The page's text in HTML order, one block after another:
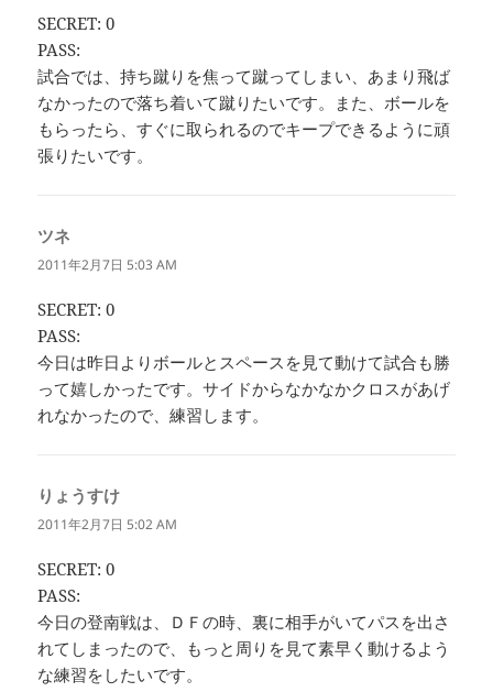
シ
ョ
ン
SECRET: 0
PASS:
試合では、持ち蹴りを焦って蹴ってしまい、あまり飛ば
なかったので落ち着いて蹴りたいです。また、ボールを
もらったら、すぐに取られるのでキープできるように頑
張りたいです。
ツネ
り:
2011年2月7日 5:03 AM
SECRET: 0
PASS:
今日は昨日よりボールとスペースを見て動けて試合も勝
って嬉しかったです。サイドからなかなかクロスがあげ
れなかったので、練習します。
りょうすけ
り:
2011年2月7日 5:02 AM
SECRET: 0
PASS:
今日の登南戦は、ＤＦの時、裏に相手がいてパスを出さ
れてしまったので、もっと周りを見て素早く動けるよう
な練習をしたいです。